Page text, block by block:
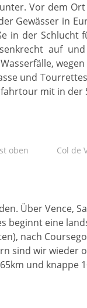
Vor dem
Gewässer in
in der
auf
und
mit in der
oben
Col de
Über Vence,
beginnt eine
nach
sind wir wieder
und knappe